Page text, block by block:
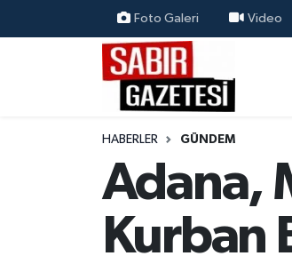
Foto Galeri Video
HABERLER GÜNDEM
Adana,
Kurban
ÖZEL HABER
MAGAZİN
EKONOMİ
Osmaniye Nöbetçi Eczaneler
Osmaniye Hava Durumu
Süper Lig Puan Durumu ve Fikstür
Tüm Manşetler